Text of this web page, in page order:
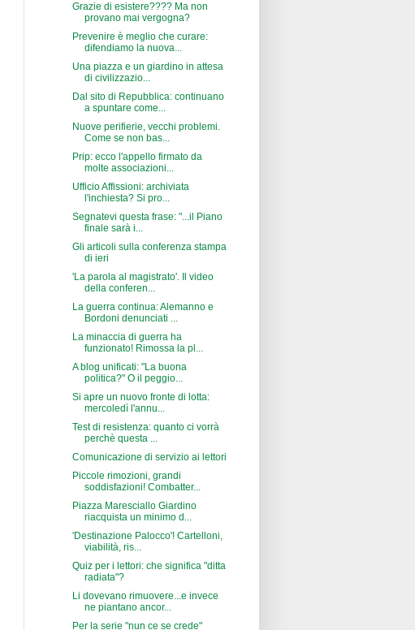
Grazie di esistere???? Ma non
provano mai vergogna?
Prevenire è meglio che curare:
difendiamo la nuova...
Una piazza e un giardino in attesa
di civilizzazio...
Dal sito di Repubblica: continuano
a spuntare come...
Nuove perifierie, vecchi problemi.
Come se non bas...
Prip: ecco l'appello firmato da
molte associazioni...
Ufficio Affissioni: archiviata
l'inchiesta? Si pro...
Segnatevi questa frase: "...il Piano
finale sarà i...
Gli articoli sulla conferenza stampa
di ieri
'La parola al magistrato'. Il video
della conferen...
La guerra continua: Alemanno e
Bordoni denunciati ...
La minaccia di guerra ha
funzionato! Rimossa la pl...
A blog unificati: "La buona
politica?" O il peggio...
Si apre un nuovo fronte di lotta:
mercoledì l'annu...
Test di resistenza: quanto ci vorrà
perchè questa ...
Comunicazione di servizio ai lettori
Piccole rimozioni, grandi
soddisfazioni! Combatter...
Piazza Maresciallo Giardino
riacquista un minimo d...
'Destinazione Palocco'! Cartelloni,
viabilità, ris...
Quiz per i lettori: che significa "ditta
radiata"?
Li dovevano rimuovere...e invece
ne piantano ancor...
Per la serie "nun ce se crede"